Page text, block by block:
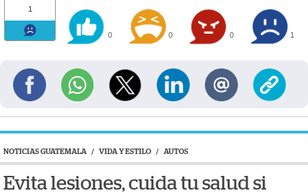
1
0 0 0 1
NOTICIAS GUATEMALA / VIDA Y ESTILO / AUTOS
Evita lesiones, cuida tu salud si